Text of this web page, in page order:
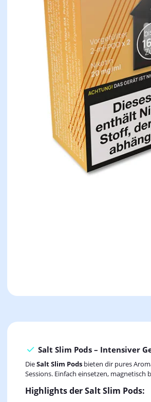
Salt Slim Pods – Intensiver
DieSalt Slim Pods bieten dir pures
Sessions. Einfach einsetzen, magnetisch
Highlights der Salt Slim Pods: